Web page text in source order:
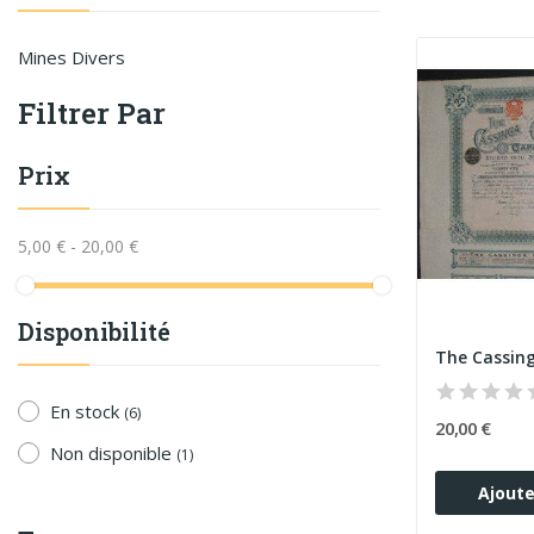
Mines Divers
Filtrer Par
Prix
5,00 € - 20,00 €
Disponibilité
En stock (6)
Non disponible (1)
20,00 €